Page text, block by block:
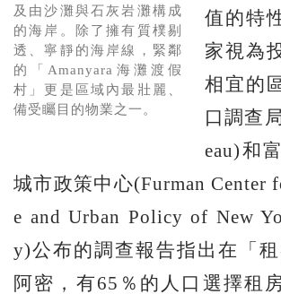
及由沙灘與石灰岩灘構成
的海岸。除了擁有質樸剔
透、寧靜的海岸線，緊鄰
的「Amanyara海灘渡假
村」更是區域內最壯麗、
備受矚目的物業之一。
值的特
家視為
相宜的
口調查
eau)和
城市政策中心(Furman Center
e and Urban Policy of New
y)公布的調查報告指出在「
阿密，有65％的人口選擇租